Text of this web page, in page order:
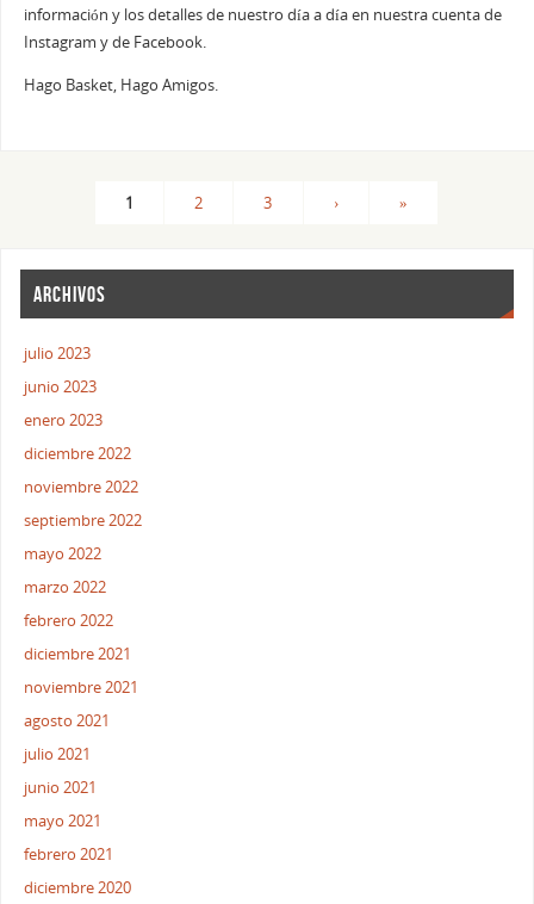
información y los detalles de nuestro día a día en nuestra cuenta de
Instagram y de Facebook.
Hago Basket, Hago Amigos.
1 2 3 › »
ARCHIVOS
julio 2023
junio 2023
enero 2023
diciembre 2022
noviembre 2022
septiembre 2022
mayo 2022
marzo 2022
febrero 2022
diciembre 2021
noviembre 2021
agosto 2021
julio 2021
junio 2021
mayo 2021
febrero 2021
diciembre 2020